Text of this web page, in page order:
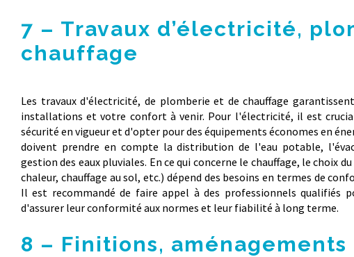
7 – Travaux d’électricité,
chauffage
Les travaux d'électricité, de plomberie et de chauffage
installations et votre confort à venir. Pour l'électricité, il est
sécurité en vigueur et d'opter pour des équipements économes en
doivent prendre en compte la distribution de l'eau potable,
gestion des eaux pluviales. En ce qui concerne le chauffage, le choix
chaleur, chauffage au sol, etc.) dépend des besoins en termes de
Il est recommandé de faire appel à des professionnels qualifiés
d'assurer leur conformité aux normes et leur fiabilité à long terme.
8 – Finitions,